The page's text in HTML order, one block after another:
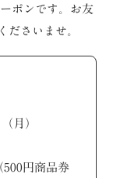
ポンです。お友
ださいませ。
月）
500円商品券